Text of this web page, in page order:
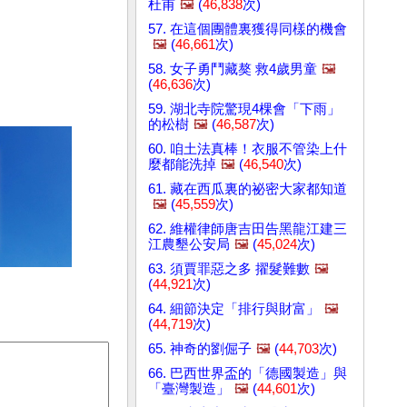
杜甫 🖼️ (46,838次)
57. 在這個團體裏獲得同樣的機會
🖼️ (46,661次)
58. 女子勇鬥藏獒 救4歲男童 🖼️
(46,636次)
59. 湖北寺院驚現4棵會「下雨」
的松樹 🖼️ (46,587次)
60. 咱土法真棒！衣服不管染上什
麼都能洗掉 🖼️ (46,540次)
61. 藏在西瓜裏的祕密大家都知道
🖼️ (45,559次)
62. 維權律師唐吉田告黑龍江建三
江農墾公安局 🖼️ (45,024次)
63. 須賈罪惡之多 擢髮難數 🖼️
(44,921次)
64. 細節決定「排行與財富」
🖼️
(44,719次)
65. 神奇的劉倔子 🖼️ (44,703次)
66. 巴西世界盃的「德國製造」與
「臺灣製造」
🖼️ (44,601次)